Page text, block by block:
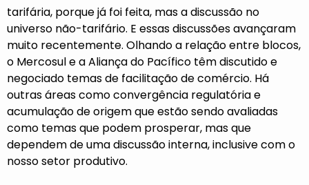
tarifária, porque já foi feita, mas a discussão no
universo não-tarifário. E essas discussões avançaram
muito recentemente. Olhando a relação entre blocos,
o Mercosul e a Aliança do Pacífico têm discutido e
negociado temas de facilitação de comércio. Há
outras áreas como convergência regulatória e
acumulação de origem que estão sendo avaliadas
como temas que podem prosperar, mas que
dependem de uma discussão interna, inclusive com o
nosso setor produtivo.